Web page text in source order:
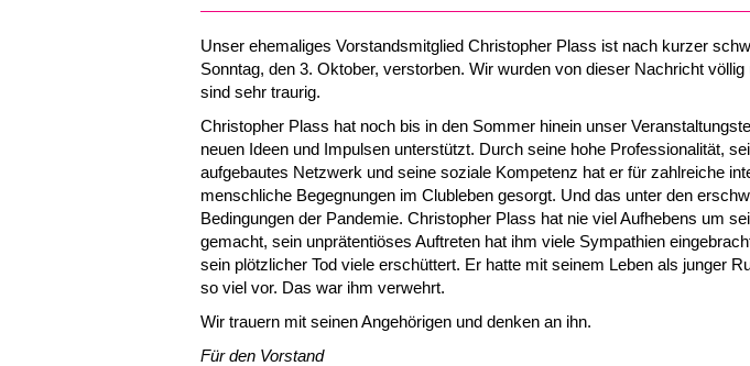
Unser ehemaliges Vorstandsmitglied Christopher Plass ist nach kurzer
Sonntag, den 3. Oktober, verstorben. Wir wurden von dieser Nachricht
sind sehr traurig.
Christopher Plass hat noch bis in den Sommer hinein unser
neuen Ideen und Impulsen unterstützt. Durch seine hohe Professionalität,
aufgebautes Netzwerk und seine soziale Kompetenz hat er für zahlreiche
menschliche Begegnungen im Clubleben gesorgt. Und das unter den
Bedingungen der Pandemie. Christopher Plass hat nie viel Aufhebens um
gemacht, sein unprätentiöses Auftreten hat ihm viele Sympathien
sein plötzlicher Tod viele erschüttert. Er hatte mit seinem Leben als junger
so viel vor. Das war ihm verwehrt.
Wir trauern mit seinen Angehörigen und denken an ihn.
Für den Vorstand